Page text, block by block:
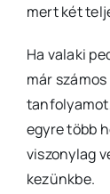
mert két
Ha valaki
már
egyre több
viszonylag
kezünkbe.